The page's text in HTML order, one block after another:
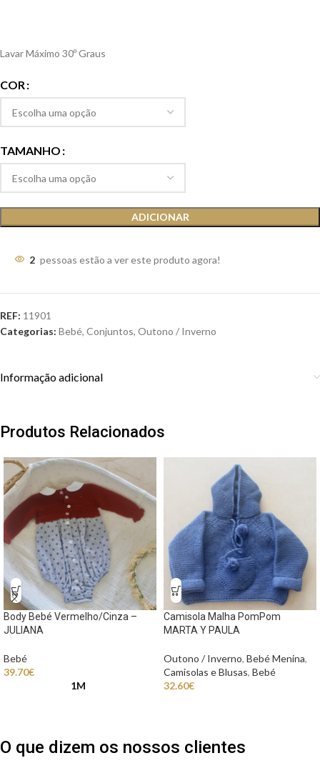
Lavar Máximo 30º Graus
COR
TAMANHO
ADICIONAR
2 pessoas estão a ver este produto agora!
REF: 11901
Categorias: Bebé, Conjuntos, Outono / Inverno
Informação adicional
Produtos Relacionados
Body Bebé Vermelho/Cinza –
JULIANA
Bebé
39.70€
1M
Camisola Malha PomPom
MARTA Y PAULA
Outono / Inverno, Bebé Menina,
Camisolas e Blusas, Bebé
32.60€
O que dizem os nossos clientes